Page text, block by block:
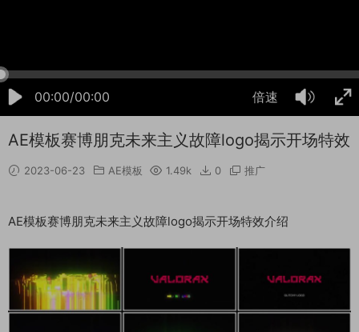
00:00/00:00 倍速
AE模板赛博朋克未来主义故障logo揭示开场特效
2023-06-23 AE模板 1.49k 0 推广
AE模板赛博朋克未来主义故障logo揭示开场特效介绍